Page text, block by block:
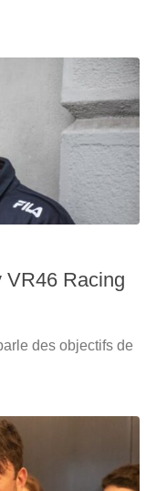
VR46 Racing
des objectifs de